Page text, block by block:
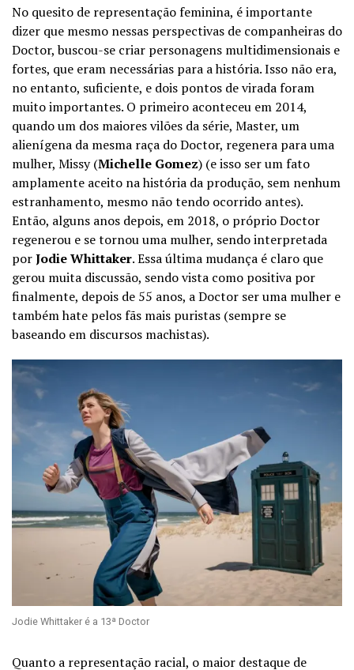
No quesito de representação feminina, é importante
dizer que mesmo nessas perspectivas de companheiras do
Doctor, buscou-se criar personagens multidimensionais e
fortes, que eram necessárias para a história. Isso não era,
no entanto, suficiente, e dois pontos de virada foram
muito importantes. O primeiro aconteceu em 2014,
quando um dos maiores vilões da série, Master, um
alienígena da mesma raça do Doctor, regenera para uma
mulher, Missy (Michelle Gomez) (e isso ser um fato
amplamente aceito na história da produção, sem nenhum
estranhamento, mesmo não tendo ocorrido antes).
Então, alguns anos depois, em 2018, o próprio Doctor
regenerou e se tornou uma mulher, sendo interpretada
porJodie Whittaker. Essa última mudança é claro que
gerou muita discussão, sendo vista como positiva por
finalmente, depois de 55 anos, a Doctor ser uma mulher e
também hate pelos fãs mais puristas (sempre se
baseando em discursos machistas).
Jodie Whittaker é a 13ª Doctor
Quanto a representação racial, o maior destaque de